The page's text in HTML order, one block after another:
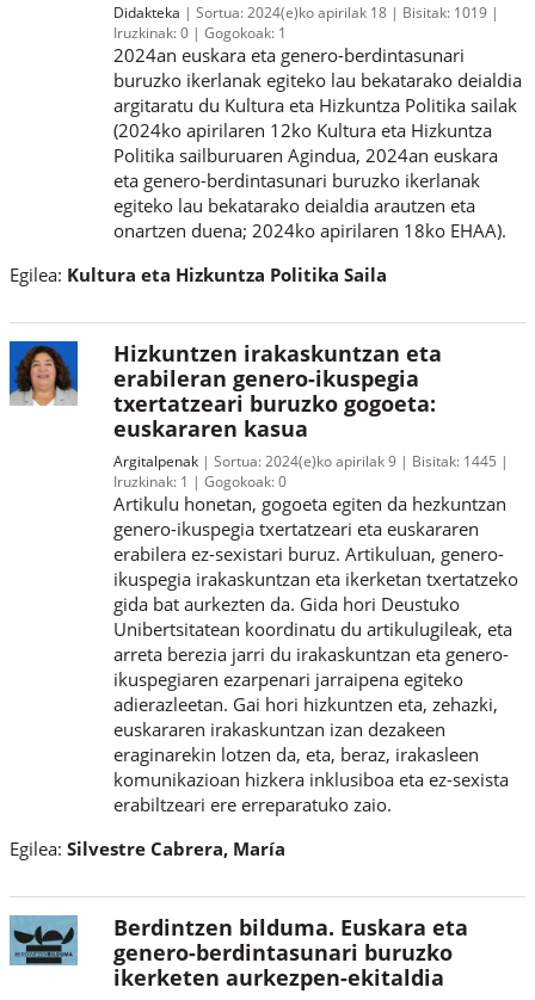
Didakteka Sortua: 2024(e)ko apirilak 18 Bisitak: 1019
Iruzkinak:0 Gogokoak: 1
2024an euskara eta genero-berdintasunari
buruzko ikerlanak egiteko lau bekatarako deialdia
argitaratu du Kultura eta Hizkuntza Politika sailak
(2024ko apirilaren 12ko Kultura eta Hizkuntza
Politika sailburuaren Agindua, 2024an euskara
eta genero-berdintasunari buruzko ikerlanak
egiteko lau bekatarako deialdia arautzen eta
onartzen duena; 2024ko apirilaren 18ko EHAA).
Egilea: Kultura eta Hizkuntza Politika Saila
Hizkuntzen irakaskuntzan eta
erabileran genero-ikuspegia
txertatzeari buruzko gogoeta:
euskararen kasua
Argitalpenak Sortua: 2024(e)ko apirilak 9 Bisitak: 1445
Iruzkinak: 1 Gogokoak:0
Artikulu honetan, gogoeta egiten da hezkuntzan
genero-ikuspegia txertatzeari eta euskararen
erabilera ez-sexistari buruz. Artikuluan, genero-
ikuspegia irakaskuntzan eta ikerketan txertatzeko
gida bat aurkezten da. Gida hori Deustuko
Unibertsitatean koordinatu du artikulugileak, eta
arreta berezia jarri du irakaskuntzan eta genero-
ikuspegiaren ezarpenari jarraipena egiteko
adierazleetan. Gai hori hizkuntzen eta, zehazki,
euskararen irakaskuntzan izan dezakeen
eraginarekin lotzen da, eta, beraz, irakasleen
komunikazioan hizkera inklusiboa eta ez-sexista
erabiltzeari ere erreparatuko zaio.
Egilea: Silvestre Cabrera, María
Berdintzen bilduma. Euskara eta
genero-berdintasunari buruzko
ikerketen aurkezpen-ekitaldia